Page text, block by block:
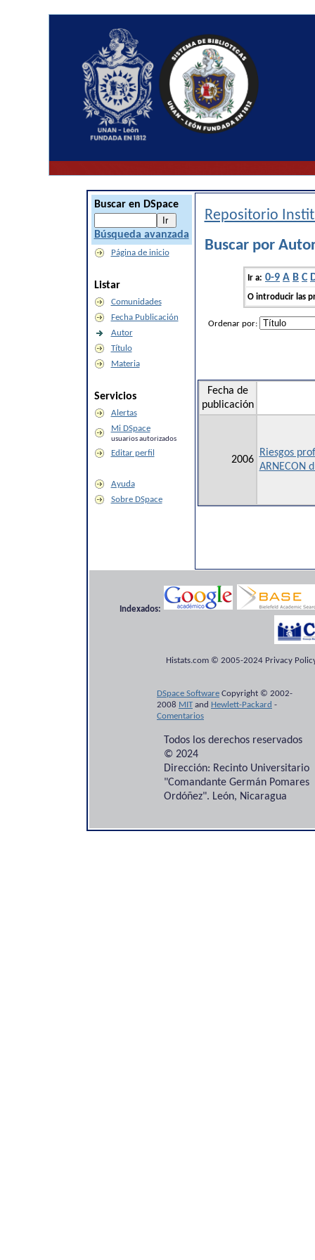
Buscar en DSpace
Búsqueda avanzada
Página de inicio
Listar
Comunidades
Fecha Publicación
Autor
Título
Materia
Servicios
Alertas
Mi DSpace
usuarios autorizados
Editar perfil
Ayuda
Sobre DSpace
Repositorio
Buscar por
Ir a: 0-9 A B C
O introducir las
Ordenar por:
Fecha de
publicación
2006
Riesgos
ARNECON
Indexados:
Histats.com © 2005-2024 Privacy
DSpace Software Copyright © 2002-
2008 MITand Hewlett-Packard -
Comentarios
Todos los derechos reservados
© 2024
Dirección: Recinto Universitario
"Comandante Germán Pomares
Ordóñez". León, Nicaragua